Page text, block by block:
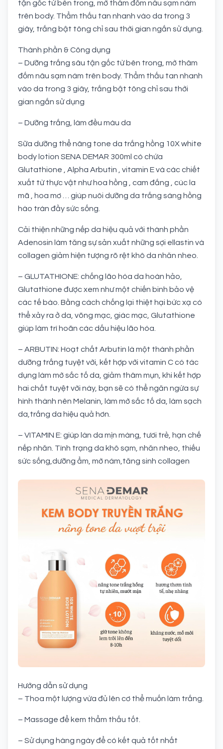
tận gốc từ bên trong, mờ thâm đốm nâu sạm nám
trên body. Thẩm thấu tan nhanh vào da trong 3
giây, trắng bật tông chỉ sau thời gian ngắn sử dụng.
Thành phần & Công dụng
– Dưỡng trắng sâu tận gốc từ bên trong, mờ thâm
đốm nâu sạm nám trên body. Thẩm thấu tan nhanh
vào da trong 3 giây, trắng bật tông chỉ sau thời
gian ngắn sử dụng
– Dưỡng trắng, làm đều màu da
Sữa dưỡng thể nâng tone da trắng hồng 10X white
body lotion SENA DEMAR 300ml có chứa
Glutathione , Alpha Arbutin , vitamin E và các chiết
xuất từ thực vật như hoa hồng , cam đắng , cúc la
mã , hoa mơ … giúp nuôi dưỡng da trắng sáng hồng
hào tràn đầy sức sống.
Cải thiện những nếp da hiệu quả với thành phần
Adenosin làm tăng sự sản xuất những sợi ellastin và
collagen giảm hiện tượng rõ rệt khô da nhăn nheo.
– GLUTATHIONE: chống lão hóa da hoàn hảo,
Glutathione được xem như một chiến binh bảo vệ
các tế bào. Bằng cách chống lại thiệt hại bức xạ có
thể xảy ra ở da, võng mạc, giác mạc, Glutathione
giúp làm trì hoãn các dấu hiệu lão hóa.
– ARBUTIN: Hoạt chất Arbutin là một thành phần
dưỡng trắng tuyệt vời, kết hợp với vitamin C có tác
dụng làm mờ sắc tố da, giảm thâm mụn, khi kết hợp
hai chất tuyệt vời này, bạn sẽ có thể ngăn ngừa sự
hình thành nên Melanin, làm mờ sắc tố da, làm sạch
da,trắng da hiệu quả hơn.
– VITAMIN E: giúp làn da mịn màng, tươi trẻ, hạn chế
nếp nhăn. Tình trạng da khô sạm, nhăn nheo, thiếu
sức sống,dưỡng ẩm, mờ nám,tăng sinh collagen
Hướng dẫn sử dụng
– Thoa một lượng vừa đủ lên cơ thể muốn làm trắng.
– Massage để kem thẩm thấu tốt.
– Sử dụng hàng ngày để có kết quả tốt nhất